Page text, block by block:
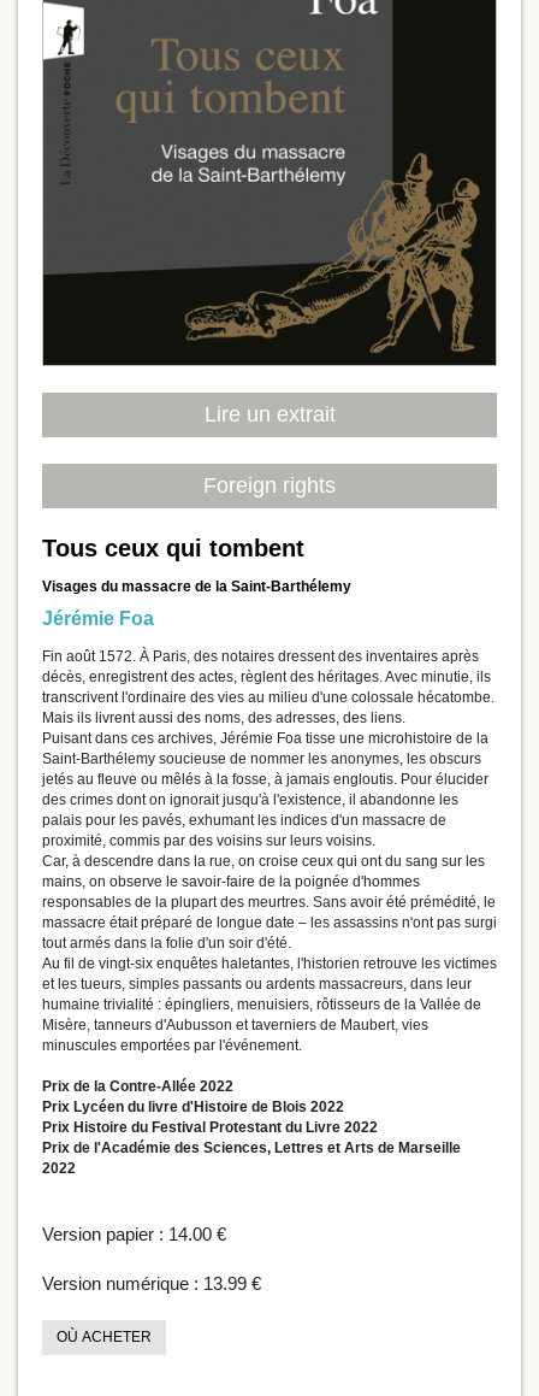
Lire un extrait
Foreign rights
Tous ceux qui tombent
Visages du massacre de la Saint-Barthélemy
Jérémie Foa
Fin août 1572. À Paris, des notaires dressent des inventaires après
décès, enregistrent des actes, règlent des héritages. Avec minutie, ils
transcrivent l'ordinaire des vies au milieu d'une colossale hécatombe.
Mais ils livrent aussi des noms, des adresses, des liens.
Puisant dans ces archives, Jérémie Foa tisse une microhistoire de la
Saint-Barthélemy soucieuse de nommer les anonymes, les obscurs
jetés au fleuve ou mêlés à la fosse, à jamais engloutis. Pour élucider
des crimes dont on ignorait jusqu'à l'existence, il abandonne les
palais pour les pavés, exhumant les indices d'un massacre de
proximité, commis par des voisins sur leurs voisins.
Car, à descendre dans la rue, on croise ceux qui ont du sang sur les
mains, on observe le savoir-faire de la poignée d'hommes
responsables de la plupart des meurtres. Sans avoir été prémédité, le
massacre était préparé de longue date – les assassins n'ont pas surgi
tout armés dans la folie d'un soir d'été.
Au fil de vingt-six enquêtes haletantes, l'historien retrouve les victimes
et les tueurs, simples passants ou ardents massacreurs, dans leur
humaine trivialité : épingliers, menuisiers, rôtisseurs de la Vallée de
Misère, tanneurs d'Aubusson et taverniers de Maubert, vies
minuscules emportées par l'événement.
Prix de la Contre-Allée 2022
Prix Lycéen du livre d'Histoire de Blois 2022
Prix Histoire du Festival Protestant du Livre 2022
Prix de l'Académie des Sciences, Lettres et Arts de Marseille
2022
Version papier : 14.00 €
Version numérique : 13.99 €
OÙ ACHETER